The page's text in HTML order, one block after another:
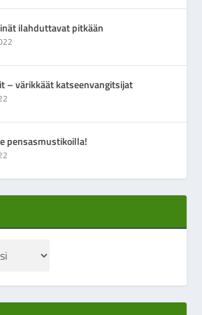
ilahduttavat pitkään
– värikkäät katseenvangitsijat
pensasmustikoilla!